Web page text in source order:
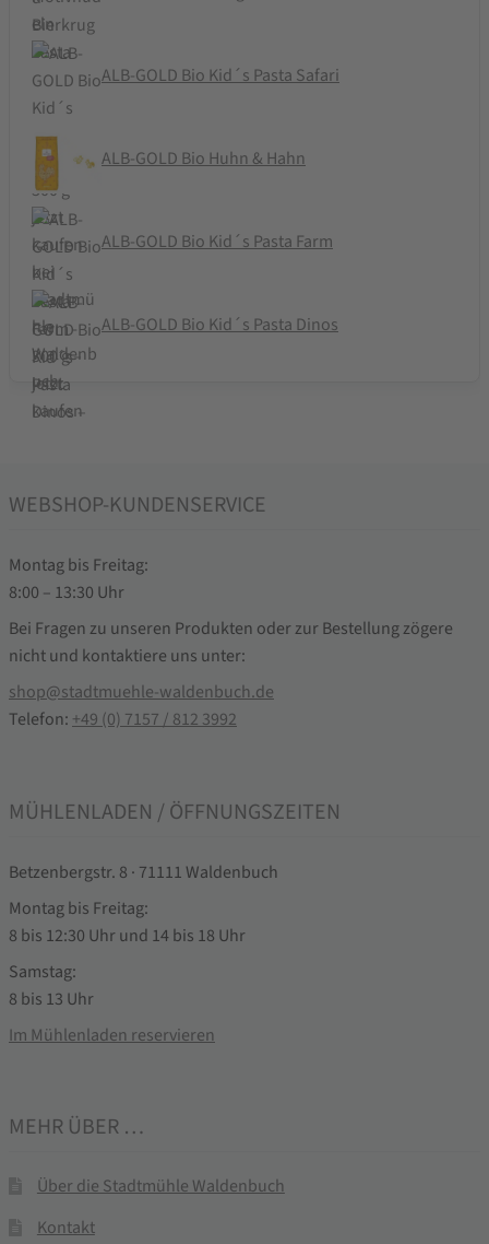
ALB-GOLD Bio Kid´s Pasta Safari
ALB-GOLD Bio Huhn & Hahn
ALB-GOLD Bio Kid´s Pasta Farm
ALB-GOLD Bio Kid´s Pasta Dinos
WEBSHOP-KUNDENSERVICE
Montag bis Freitag:
8:00 – 13:30 Uhr
Bei Fragen zu unseren Produkten oder zur Bestellung zögere
nicht und kontaktiere uns unter:
shop@stadtmuehle-waldenbuch.de
Telefon: +49 (0) 7157 / 812 3992
MÜHLENLADEN / ÖFFNUNGSZEITEN
Betzenbergstr. 8 · 71111 Waldenbuch
Montag bis Freitag:
8 bis 12:30 Uhr und 14 bis 18 Uhr
Samstag:
8 bis 13 Uhr
Im Mühlenladen reservieren
MEHR ÜBER …
Über die Stadtmühle Waldenbuch
Kontakt